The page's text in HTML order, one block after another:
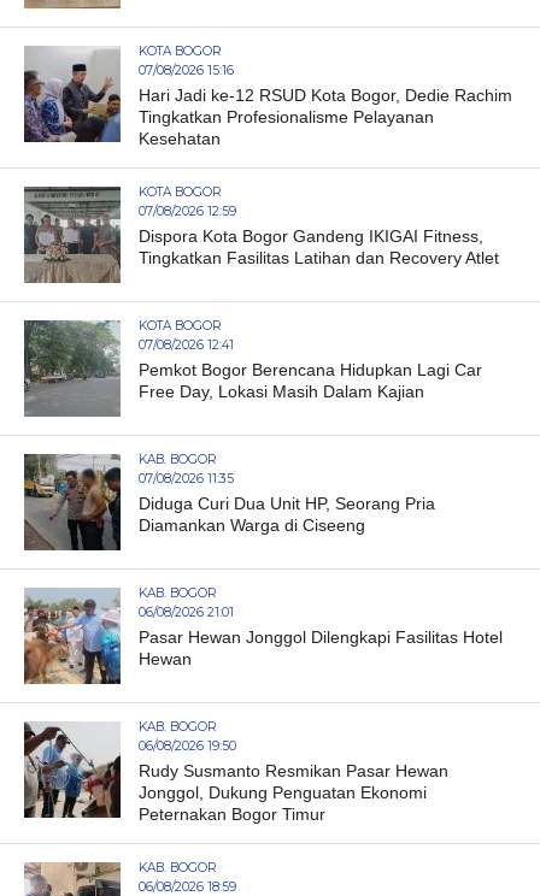
KOTA BOGOR
07/08/2026 15:16
Hari Jadi ke-12 RSUD Kota Bogor, Dedie Rachim
Tingkatkan Profesionalisme Pelayanan
Kesehatan
KOTA BOGOR
07/08/2026 12:59
Dispora Kota Bogor Gandeng IKIGAI Fitness,
Tingkatkan Fasilitas Latihan dan Recovery Atlet
KOTA BOGOR
07/08/2026 12:41
Pemkot Bogor Berencana Hidupkan Lagi Car
Free Day, Lokasi Masih Dalam Kajian
KAB. BOGOR
07/08/2026 11:35
Diduga Curi Dua Unit HP, Seorang Pria
Diamankan Warga di Ciseeng
KAB. BOGOR
06/08/2026 21:01
Pasar Hewan Jonggol Dilengkapi Fasilitas Hotel
Hewan
KAB. BOGOR
06/08/2026 19:50
Rudy Susmanto Resmikan Pasar Hewan
Jonggol, Dukung Penguatan Ekonomi
Peternakan Bogor Timur
KAB. BOGOR
06/08/2026 18:59